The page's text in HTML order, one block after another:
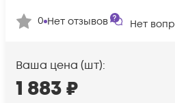
0 Нет отзывов Нет
Ваша цена (шт):
1 883₽